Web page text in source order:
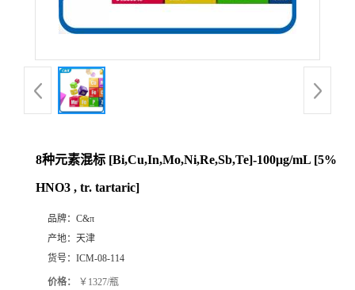
8种元素混标 [Bi,Cu,In,Mo,Ni,Re,Sb,Te]-100μg/mL [5%
HNO3 , tr. tartaric]
品牌： C&π
产地： 天津
货号： ICM-08-114
价格： ￥1327/瓶